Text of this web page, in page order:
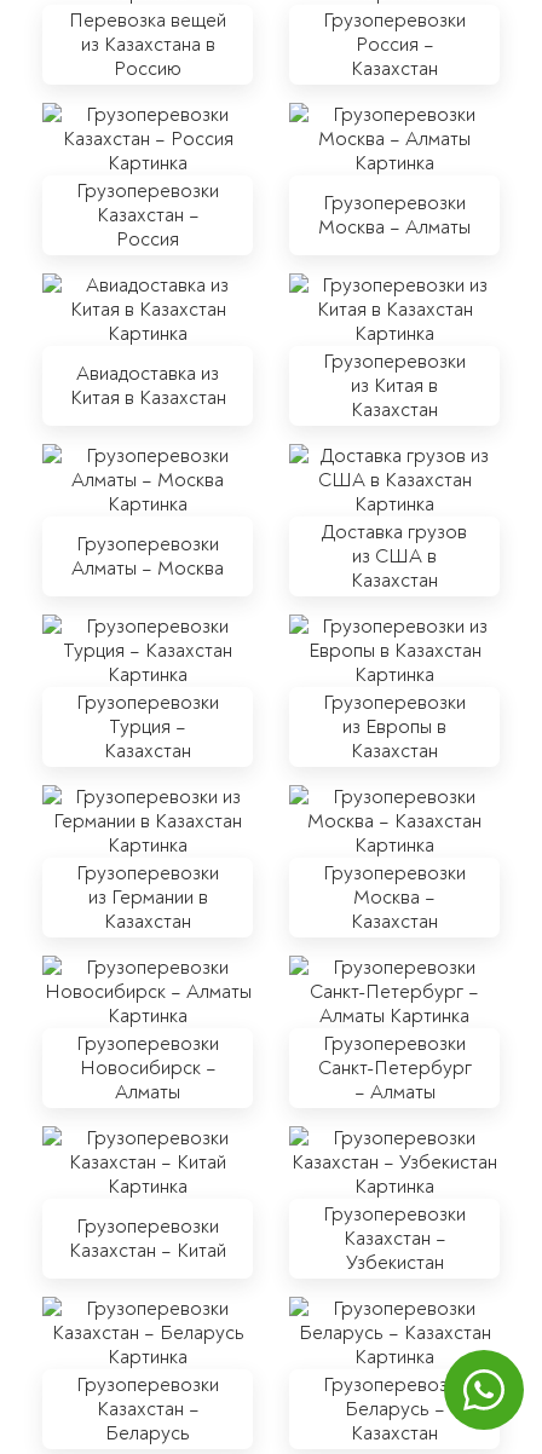
Перевозка вещей
из Казахстана в
Россию
Грузоперевозки
Россия –
Казахстан
Грузоперевозки
Казахстан –
Россия
Грузоперевозки
Москва – Алматы
Авиадоставка из
Китая в Казахстан
Грузоперевозки
из Китая в
Казахстан
Грузоперевозки
Алматы – Москва
Доставка грузов
из США в
Казахстан
Грузоперевозки
Турция –
Казахстан
Грузоперевозки
из Европы в
Казахстан
Грузоперевозки
из Германии в
Казахстан
Грузоперевозки
Москва –
Казахстан
Грузоперевозки
Новосибирск –
Алматы
Грузоперевозки
Санкт-Петербург
– Алматы
Грузоперевозки
Казахстан – Китай
Грузоперевозки
Казахстан –
Узбекистан
Грузоперевозки
Казахстан –
Беларусь
Грузоперевозки
Беларусь –
Казахстан